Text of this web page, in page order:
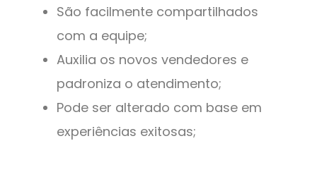
São facilmente compartilhados
com a equipe;
Auxilia os novos vendedores e
padroniza o atendimento;
Pode ser alterado com base em
experiências exitosas;